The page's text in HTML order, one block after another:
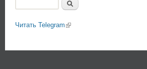
Читать Telegram (link is external)